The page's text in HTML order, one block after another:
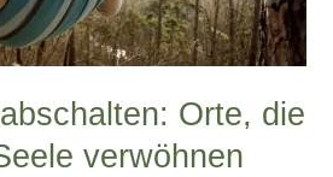
Orte, die
verwöhnen